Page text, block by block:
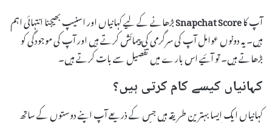
آپ کاSnapchat Scoreبڑھانے کے لیے کہانیاں اور اسنیپ بھیجنا انتہائی اہم
ہیں۔ یہ دونوں عوامل آپ کی سرگرمی کی پیمائش کرتے ہیں اور آپ کی موجودگی کو
بڑھاتے ہیں۔ تو آئیے اس بارے میں تفصیل سے بات کرتے ہیں۔
کہانیاں کیسے کام کرتی ہیں؟
کہانیاں ایک ایسا بہترین طریقہ ہیں جس کے ذریعے آپ اپنے دوستوں کے ساتھ